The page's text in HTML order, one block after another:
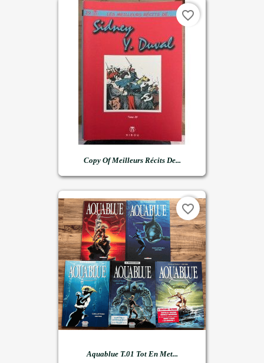
Copy Of Meilleurs Récits De...
favorite_border
Aquablue T.01 Tot En Met...
favorite_border